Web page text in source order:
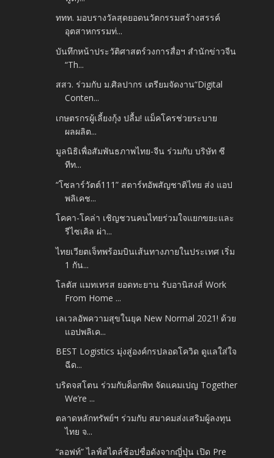
ททท. มอบรางวัลสุดยอดนวัตกรรมสร้างสรรค์
อุตสาหกรรมท่...
บันทึกหน้าประวัติศาสตร์วงการสื่อฯ สำนักข่าวจีน
“Th...
สสว. ร่วมกับ ม.ศิลปากร เตรียมจัดงาน“Digital
Conten...
เกษตรกรผู้เลี้ยงกุ้ง ปลื้ม! แม็คโครช่วยระบาย
ผลผลิต...
มูลนิธิเพื่อสัมพันธภาพไทย-จีน ร่วมกับ บริษัท ซี
ทีท...
“โซลาร์วัตต์111” สตาร์ทอัพสัญชาติไทย ส่ง แอป
พลิเคช...
โคคา-โคล่า เชิญชวนคนไทยร่วมใจแยกขยะและ
รีไซเคิล ผ่า...
ไทยเวียตเจ็ทพร้อมบินเส้นทางภายในประเทศ เริ่ม
1 กัน...
โลตัส แมทเทรส ยอดทะยาน รับอานิสงส์ Work
From Home ...
เลเวลอัพความสุขในยุค New Normal 2021! ด้วย
แอปพลิเค...
BEST Logistics มุ่งสู่องค์กรปลอดโควิด ดูแลใส่ใจ
ฉีด...
บริดจสโตน ร่วมกับค็อกพิท จัดแคมเปญ Together
We’re ...
ตลาดหลักทรัพย์ฯ ร่วมกับ สมาคมส่งเสริมผู้ลงทุน
ไทย จ...
“ลอฟท์” ไลฟ์สไตล์ช้อปชื่อดังจากญี่ปุ่น เปิด Pre